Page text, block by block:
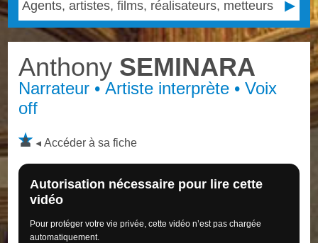
Anthony SEMINARA
Narrateur • Artiste interprète • Voix
off
Accéder à sa fiche
Autorisation nécessaire pour lire cette
vidéo
Pour protéger votre vie privée, cette vidéo n’est pas chargée
automatiquement.